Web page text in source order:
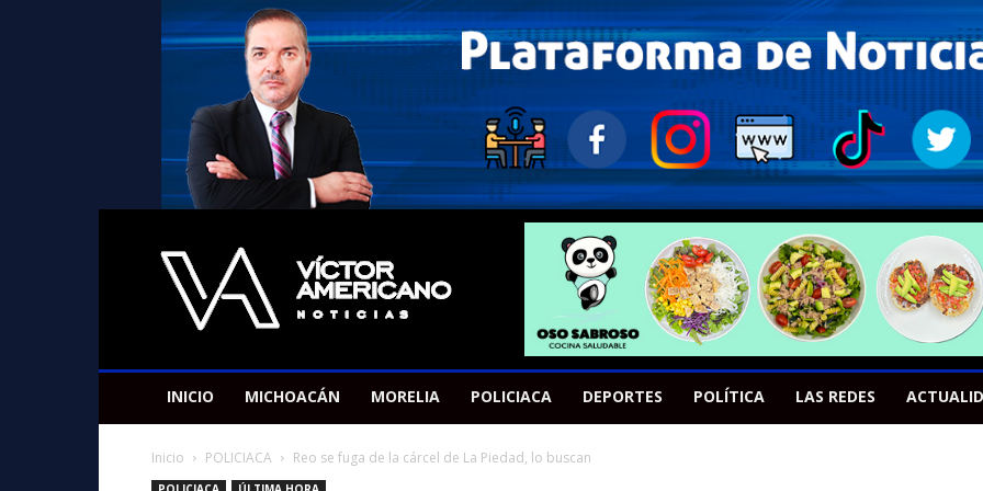
Americano
Victor
INICIO MICHOACÁN MORELIA POLICIACA DEPORTES POLÍTICA LAS REDES
Inicio POLICIACA Reo se fuga de la cárcel de La Piedad, lo buscan